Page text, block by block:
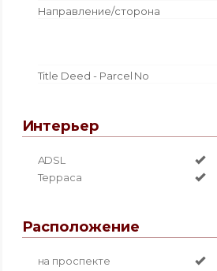
Направление/сторона
Title Deed - Parcel No
Интерьер
ADSL
Терраса
Расположение
на проспекте